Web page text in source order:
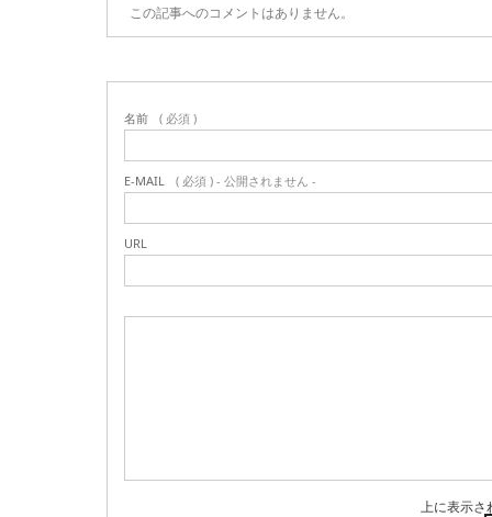
この記事へのコメントはありません。
名前 ( 必須 )
E-MAIL ( 必須 ) - 公開されません -
URL
上に表示さ